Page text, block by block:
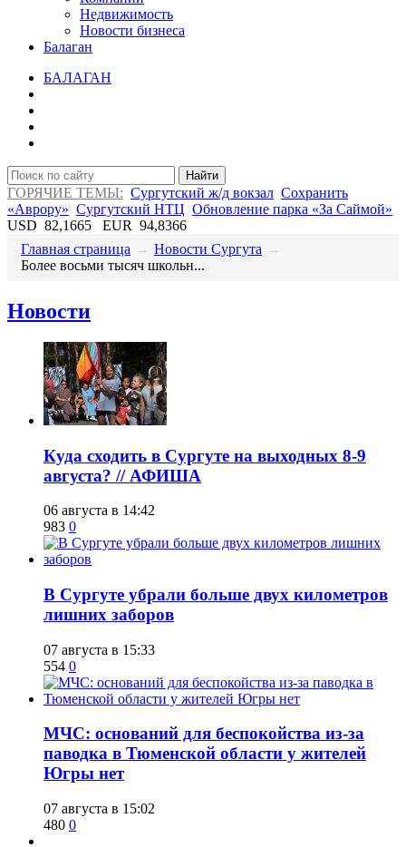
Недвижимость
Новости бизнеса
Балаган
БАЛАГАН
Найти
ГОРЯЧИЕ ТЕМЫ: Сургутский ж/д вокзал Сохранить
«Аврору» Сургутский НТЦ Обновление парка «За Саймой»
USD 82,1665 EUR 94,8366
Главная страница → Новости Сургута →
​Более восьми тысяч школьн...
Новости
​Куда сходить в Сургуте на выходных 8-9
августа? // АФИША
06 августа в 14:42
983 0
​В Сургуте убрали больше двух километров
лишних заборов
07 августа в 15:33
554 0
​МЧС: оснований для беспокойства из-за
паводка в Тюменской области у жителей
Югры нет
07 августа в 15:02
480 0